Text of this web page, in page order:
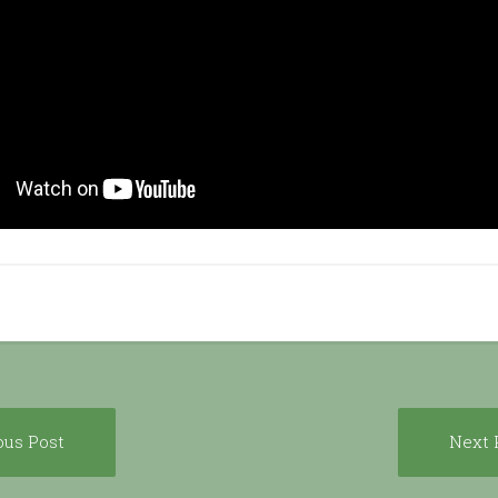
Post Next